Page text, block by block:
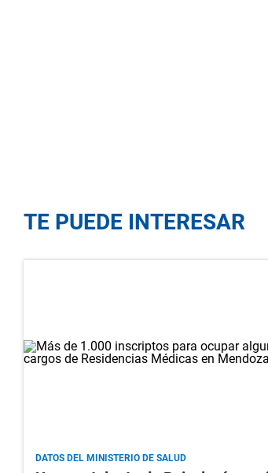
TE PUEDE INTERESAR
DATOS DEL MINISTERIO DE SALUD